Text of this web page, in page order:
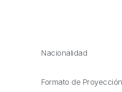
Nacionalidad
Formato de Proyección